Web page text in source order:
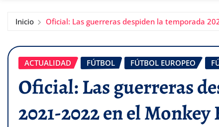
Inicio Oficial: Las guerreras despiden la temporada
ACTUALIDAD FÚTBOL FÚTBOL EUROPEO
Oficial: Las guerreras
2021-2022 en el Monkey